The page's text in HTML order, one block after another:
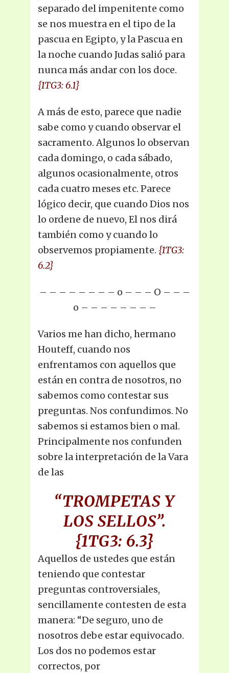
separado del impenitente como
se nos muestra en el tipo de la
pascua en Egipto, y la Pascua en
la noche cuando Judas salió para
nunca más andar con los doce.
{1TG3: 6.1}
A más de esto, parece que nadie
sabe como y cuando observar el
sacramento. Algunos lo observan
cada domingo, o cada sábado,
algunos ocasionalmente, otros
cada cuatro meses etc. Parece
lógico decir, que cuando Dios nos
lo ordene de nuevo, El nos dirá
también como y cuando lo
observemos propiamente. {1TG3:
6.2}
– – – – – – – – o – – – O – – –
o – – – – – – – –
Varios me han dicho, hermano
Houteff, cuando nos
enfrentamos con aquellos que
están en contra de nosotros, no
sabemos como contestar sus
preguntas. Nos confundimos. No
sabemos si estamos bien o mal.
Principalmente nos confunden
sobre la interpretación de la Vara
de las
“TROMPETAS Y
LOS SELLOS”.
{1TG3: 6.3}
Aquellos de ustedes que están
teniendo que contestar
preguntas controversiales,
sencillamente contesten de esta
manera: “De seguro, uno de
nosotros debe estar equivocado.
Los dos no podemos estar
correctos, por